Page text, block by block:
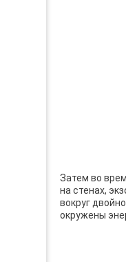
Затем во
на стенах,
вокруг
окружены